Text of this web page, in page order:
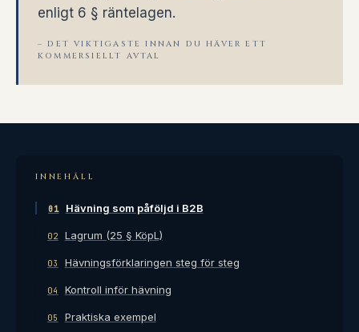
enligt 6 § räntelagen.
– DET VIKTIGASTE INNAN DU HÄVER ETT
KOMMERSIELLT AVTAL
INNEHÅLL
01 Hävning som påföljd i B2B
02 Lagrum (25 § KöpL)
03 Hävningsförklaringen steg för steg
04 Kontroll inför hävning
05 Praktiska exempel